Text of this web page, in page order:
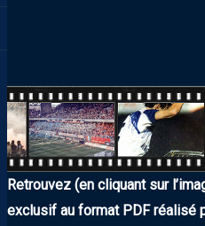
Retrouvez (en cliquant sur
exclusif au format PDF réalisé